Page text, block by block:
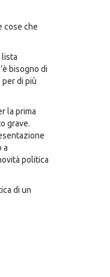
cose che
lista
bisogno di
di più
la prima
grave.
a
politica
di un